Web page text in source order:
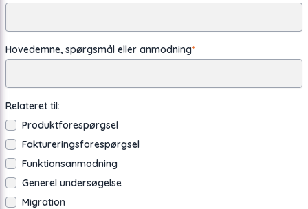
Hovedemne, spørgsmål eller anmodning*
Relateret til:
Produktforespørgsel
Faktureringsforespørgsel
Funktionsanmodning
Generel undersøgelse
Migration